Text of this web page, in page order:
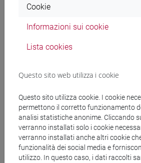
BADETTI Elena
BUFFA Gabriella- 11h
CASELLA Elisa- 11h Laboratorio
FERRETTI Patrizia- 11h
MASIOL Mauro- 11h
Cookie
Informazioni sui cookie
Lista cookies
Questo sito web utilizza i cookie
Questo sito utilizza cookie. I cookie
permettono il corretto funzionamento
analisi statistiche anonime. Cliccando
verranno installati solo i cookie
verranno installati anche altri cookie
funzionalità dei social media e
utilizzo. In questo caso, i dati raccolti